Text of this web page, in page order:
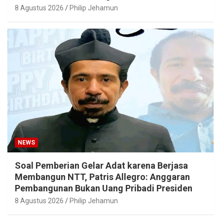
8 Agustus 2026 Philip Jehamun
NEWS
Soal Pemberian Gelar Adat karena Berjasa
Membangun NTT, Patris Allegro: Anggaran
Pembangunan Bukan Uang Pribadi Presiden
8 Agustus 2026 Philip Jehamun